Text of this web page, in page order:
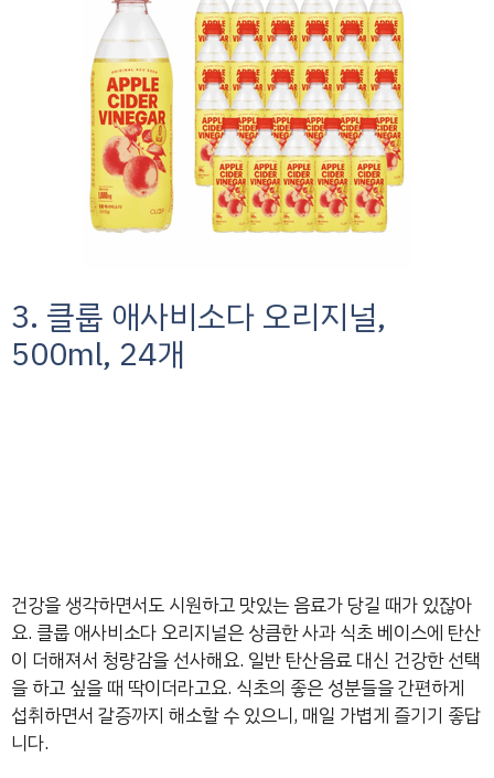
3. 클룹 애사비소다 오리지널,
500ml, 24개
건강을 생각하면서도 시원하고 맛있는 음료가 당길 때가 있잖아
요. 클룹 애사비소다 오리지널은 상큼한 사과 식초 베이스에 탄산
이 더해져서 청량감을 선사해요. 일반 탄산음료 대신 건강한 선택
을 하고 싶을 때 딱이더라고요. 식초의 좋은 성분들을 간편하게
섭취하면서 갈증까지 해소할 수 있으니, 매일 가볍게 즐기기 좋답
니다.